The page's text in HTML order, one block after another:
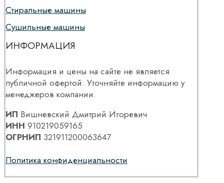
Стиральные машины
Сушильные машины
ИНФОРМАЦИЯ
Информация и цены на сайте не является
публичной офертой. Уточняйте информацию у
менеджеров компании.
ИП Вишневский Дмитрий Игоревич
ИНН 910219059165
ОГРНИП 321911200063647
Политика конфиденциальности